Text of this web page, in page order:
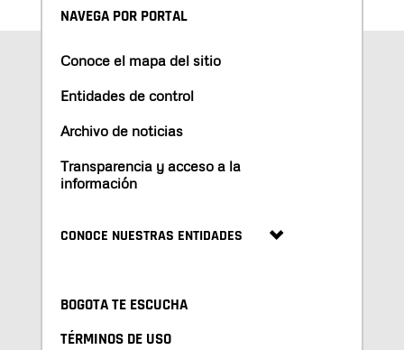
NAVEGA POR PORTAL
Conoce el mapa del sitio
Entidades de control
Archivo de noticias
Transparencia y acceso a la
información
CONOCE NUESTRAS ENTIDADES
BOGOTA TE ESCUCHA
TÉRMINOS DE USO